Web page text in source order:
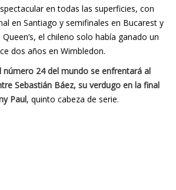
en todas las superficies, con
en Santiago y semifinales en Bucarest y
el chileno solo había ganado un
dos años en Wimbledon.
número 24 del mundo se enfrentará al
Sebastián Báez, su verdugo en la final
Paul, quinto cabeza de serie.